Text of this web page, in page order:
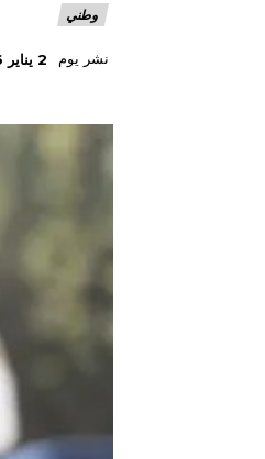
وطني
نشر يوم 2 يناير 2026